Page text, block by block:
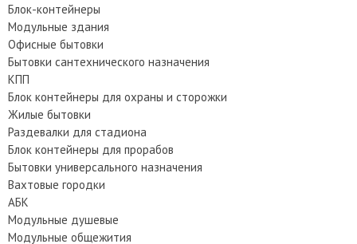
Блок-контейнеры
Модульные здания
Офисные бытовки
Бытовки сантехнического назначения
КПП
Блок контейнеры для охраны и сторожки
Жилые бытовки
Раздевалки для стадиона
Блок контейнеры для прорабов
Бытовки универсального назначения
Вахтовые городки
АБК
Модульные душевые
Модульные общежития